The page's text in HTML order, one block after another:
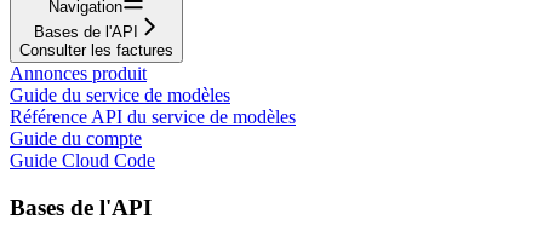
Navigation
Bases de l'API
Consulter les factures
Annonces produit
Guide du service de modèles
Référence API du service de modèles
Guide du compte
Guide Cloud Code
Bases de l'API